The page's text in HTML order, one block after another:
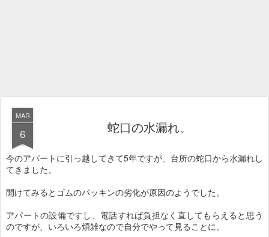
MAR
6 蛇口の水漏れ。
今のアパートに引っ越してきて5年ですが、台所の蛇口から水漏れし
てきました。
開けてみるとゴムのパッキンの劣化が原因のようでした。
アパートの設備ですし、電話すれば負担なく直してもらえると思う
のですが、いろいろ煩雑なので自分でやって見ることに。